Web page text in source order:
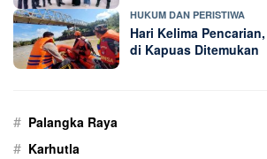
HUKUM DAN PERISTIWA
Hari Kelima
di Kapuas Ditemukan
# Palangka Raya
# Karhutla